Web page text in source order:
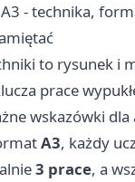
- technika,
to rysunek i
prace
wskazówki
A3, każdy
3 prace, a